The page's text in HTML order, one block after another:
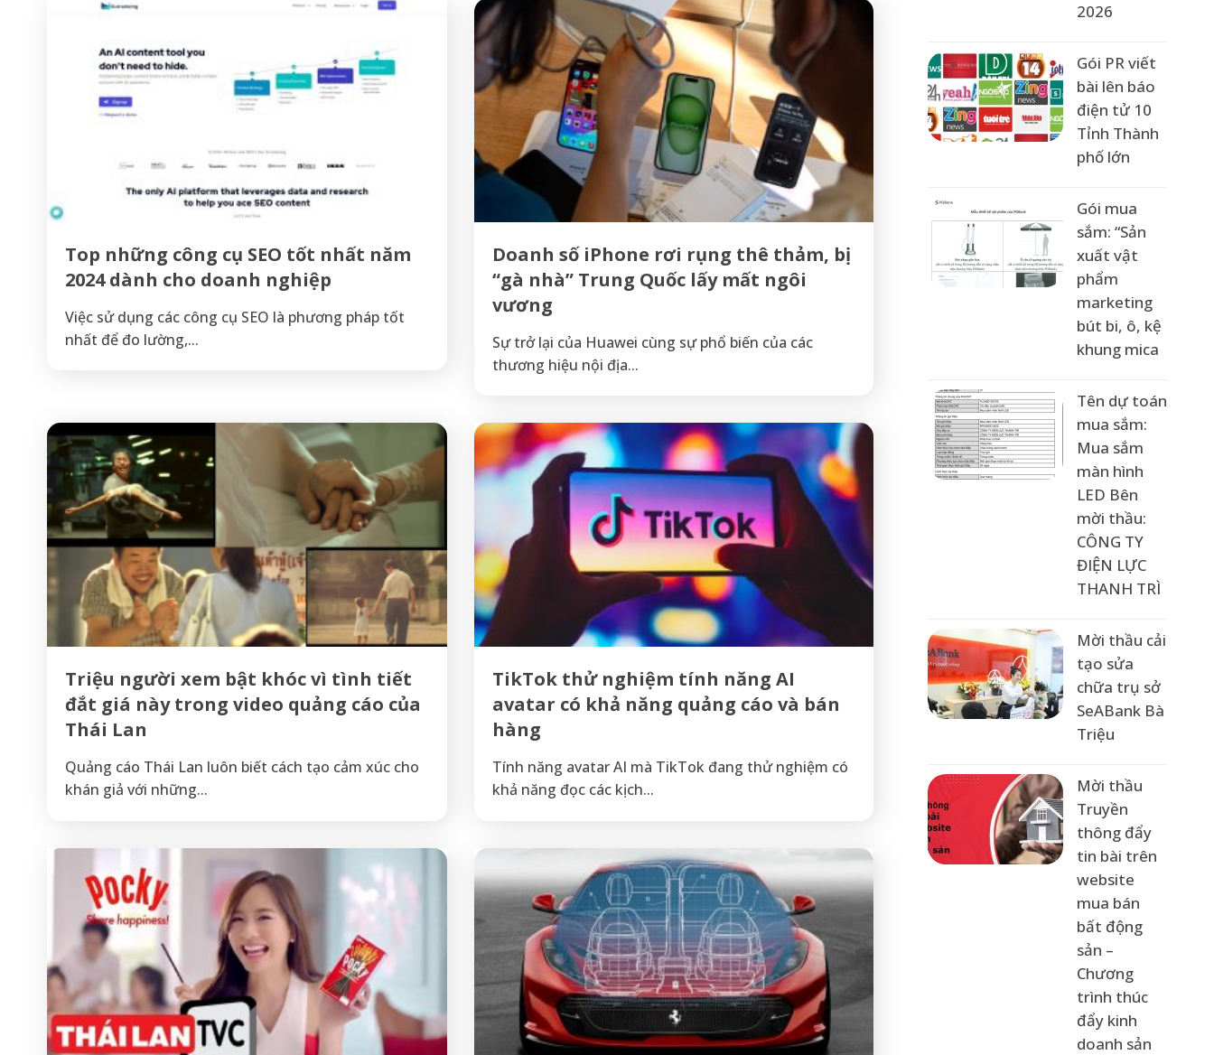
Top những công cụ SEO tốt nhất năm
2024 dành cho doanh nghiệp
Việc sử dụng các công cụ SEO là phương pháp tốt
nhất để đo lường,...
Doanh số iPhone rơi rụng thê thảm, bị
“gà nhà” Trung Quốc lấy mất ngôi
vương
Sự trở lại của Huawei cùng sự phổ biến của các
thương hiệu nội địa...
Triệu người xem bật khóc vì tình tiết
đắt giá này trong video quảng cáo của
Thái Lan
Quảng cáo Thái Lan luôn biết cách tạo cảm xúc cho
khán giả với những...
TikTok thử nghiệm tính năng AI
avatar có khả năng quảng cáo và bán
hàng
Tính năng avatar AI mà TikTok đang thử nghiệm có
khả năng đọc các kịch...
2026
Gói PR viết
bài lên báo
điện tử 10
Tỉnh Thành
phố lớn
Gói mua
sắm: “Sản
xuất vật
phẩm
marketing
bút bi, ô, kệ
khung mica
Tên dự toán
mua sắm:
Mua sắm
màn hình
LED Bên
mời thầu:
CÔNG TY
ĐIỆN LỰC
THANH TRÌ
Mời thầu cải
tạo sửa
chữa trụ sở
SeABank Bà
Triệu
Mời thầu
Truyền
thông đẩy
tin bài trên
website
mua bán
bất động
sản –
Chương
trình thúc
đẩy kinh
doanh sản